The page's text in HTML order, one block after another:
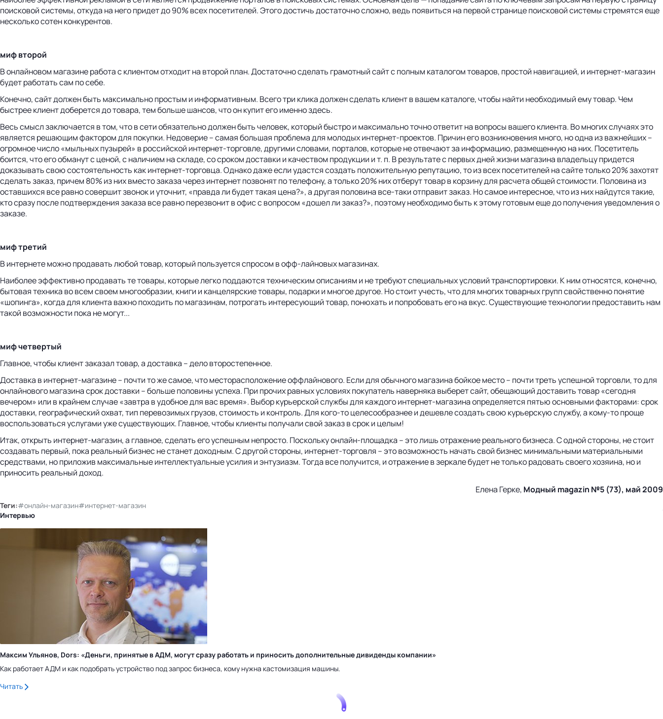
поисковой системы, откуда на него придет до 90% всех посетителей. Этого достичь достаточно сложно, ведь появиться на первой странице поисковой системы стремятся еще
несколько сотен конкурентов.
миф второй
В онлайновом магазине работа с клиентом отходит на второй план. Достаточно сделать грамотный сайт с полным каталогом товаров, простой навигацией, и интернет-магазин
будет работать сам по себе.
Конечно, сайт должен быть максимально простым и информативным. Всего три клика должен сделать клиент в вашем каталоге, чтобы найти необходимый ему товар. Чем
быстрее клиент доберется до товара, тем больше шансов, что он купит его именно здесь.
Весь смысл заключается в том, что в сети обязательно должен быть человек, который быстро и максимально точно ответит на вопросы вашего клиента. Во многих случаях это
является решающим фактором для покупки. Недоверие – самая большая проблема для молодых интернет-проектов. Причин его возникновения много, но одна из важнейших –
огромное число «мыльных пузырей» в российской интернет-торговле, другими словами, порталов, которые не отвечают за информацию, размещенную на них. Посетитель
боится, что его обманут с ценой, с наличием на складе, со сроком доставки и качеством продукции и т. п. В результате с первых дней жизни магазина владельцу придется
доказывать свою состоятельность как интернет-торговца. Однако даже если удастся создать положительную репутацию, то из всех посетителей на сайте только 20% захотят
сделать заказ, причем 80% из них вместо заказа через интернет позвонят по телефону, а только 20% них отберут товар в корзину для расчета общей стоимости. Половина из
оставшихся все равно совершит звонок и уточнит, «правда ли будет такая цена?», а другая половина все-таки отправит заказ. Но самое интересное, что из них найдутся такие,
кто сразу после подтверждения заказа все равно перезвонит в офис с вопросом «дошел ли заказ?», поэтому необходимо быть к этому готовым еще до получения уведомления о
заказе.
миф третий
В интернете можно продавать любой товар, который пользуется спросом в офф-лайновых магазинах.
Наиболее эффективно продавать те товары, которые легко поддаются техническим описаниям и не требуют специальных условий транспортировки. К ним относятся, конечно,
бытовая техника во всем своем многообразии, книги и канцелярские товары, подарки и многое другое. Но стоит учесть, что для многих товарных групп свойственно понятие
«шопинга», когда для клиента важно походить по магазинам, потрогать интересующий товар, понюхать и попробовать его на вкус. Существующие технологии предоставить нам
такой возможности пока не могут...
миф четвертый
Главное, чтобы клиент заказал товар, а доставка – дело второстепенное.
Доставка в интернет-магазине – почти то же самое, что месторасположение оффлайнового. Если для обычного магазина бойкое место – почти треть успешной торговли, то для
онлайнового магазина срок доставки – больше половины успеха. При прочих равных условиях покупатель наверняка выберет сайт, обещающий доставить товар «сегодня
вечером» или в крайнем случае «завтра в удобное для вас время». Выбор курьерской службы для каждого интернет-магазина определяется пятью основными факторами: срок
доставки, географический охват, тип перевозимых грузов, стоимость и контроль. Для кого-то целесообразнее и дешевле создать свою курьерскую службу, а кому-то проще
воспользоваться услугами уже существующих. Главное, чтобы клиенты получали свой заказ в срок и целым!
Итак, открыть интернет-магазин, а главное, сделать его успешным непросто. Поскольку онлайн-площадка – это лишь отражение реального бизнеса. С одной стороны, не стоит
создавать первый, пока реальный бизнес не станет доходным. С другой стороны, интернет-торговля – это возможность начать свой бизнес минимальными материальными
средствами, но приложив максимальные интеллектуальные усилия и энтузиазм. Тогда все получится, и отражение в зеркале будет не только радовать своего хозяина, но и
приносить реальный доход.
Елена Герке, Модный magazin №5 (73), май 2009
Теги:#онлайн-магазин#интернет-магазин
Интервью
Максим Ульянов, Dors: «Деньги, принятые в АДМ, могут сразу работать и приносить дополнительные дивиденды компании»
Как работает АДМ и как подобрать устройство под запрос бизнеса, кому нужна кастомизация машины.
Читать